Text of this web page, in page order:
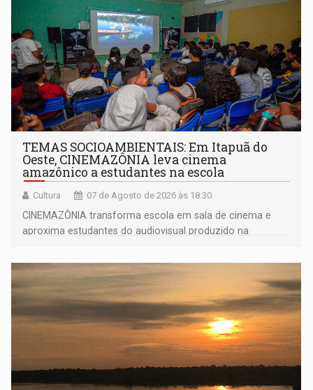
TEMAS SOCIOAMBIENTAIS: Em Itapuã do
Oeste, CINEMAZÔNIA leva cinema
amazônico a estudantes na escola
Cultura 07 de Agosto de 2026 às 18:30
CINEMAZÔNIA transforma escola em sala de cinema e
aproxima estudantes do audiovisual produzido na